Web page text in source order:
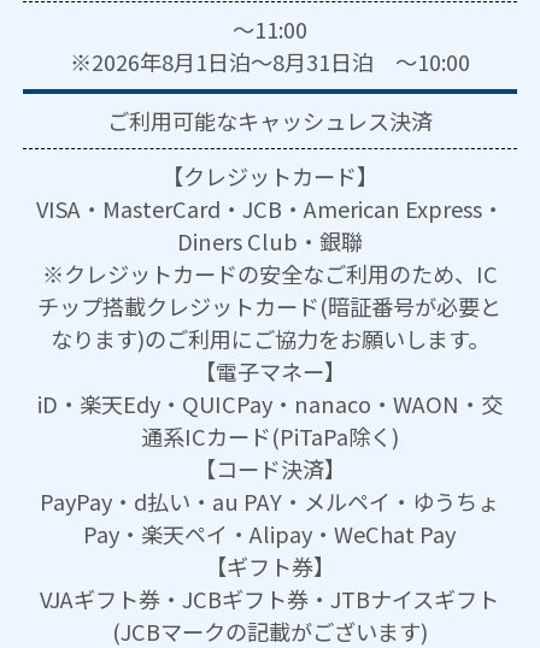
～11:00
※2026年8月1日泊～8月31日泊 ～10:00
ご利用可能なキャッシュレス決済
【クレジットカード】
VISA・MasterCard・JCB・American Express・
Diners Club・銀聯
※クレジットカードの安全なご利用のため、IC
チップ搭載クレジットカード(暗証番号が必要と
なります)のご利用にご協力をお願いします。
【電子マネー】
iD・楽天Edy・QUICPay・nanaco・WAON・交
通系ICカード(PiTaPa除く)
【コード決済】
PayPay・d払い・au PAY・メルペイ・ゆうちょ
Pay・楽天ペイ・Alipay・WeChat Pay
【ギフト券】
VJAギフト券・JCBギフト券・JTBナイスギフト
(JCBマークの記載がございます)